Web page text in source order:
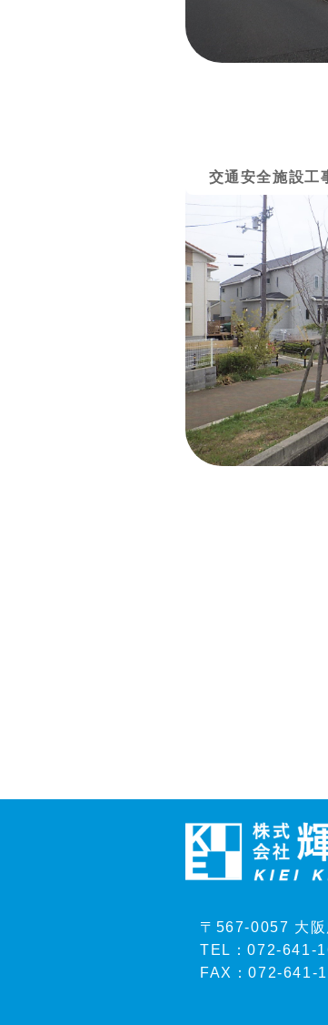
交通安全施設工
〒567-0057 大
TEL：072-641-
FAX：072-641-